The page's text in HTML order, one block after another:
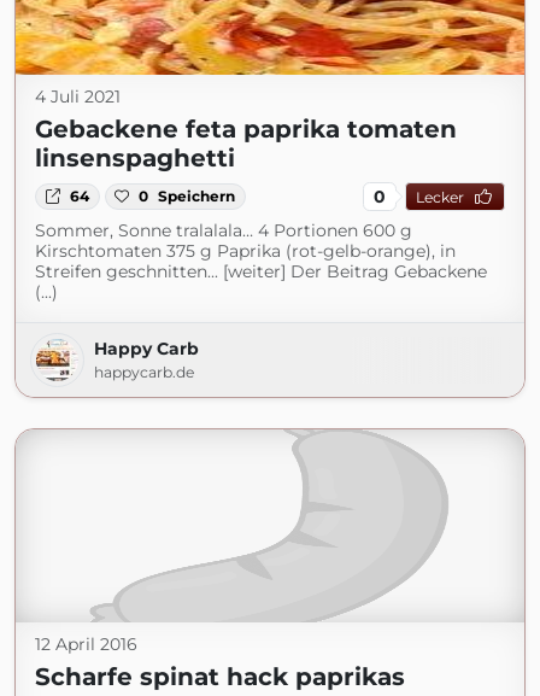
4 Juli 2021
Gebackene feta paprika tomaten
linsenspaghetti
64 0 Speichern 0 Lecker
Sommer, Sonne tralalala… 4 Portionen 600 g
Kirschtomaten 375 g Paprika (rot-gelb-orange), in
Streifen geschnitten... [weiter] Der Beitrag Gebackene
(...)
Happy Carb
happycarb.de
12 April 2016
Scharfe spinat hack paprikas